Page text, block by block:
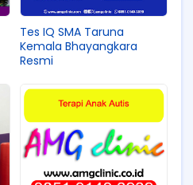
Tes IQ SMA Taruna
Kemala Bhayangkara
Resmi